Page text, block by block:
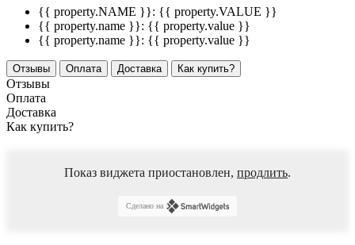
{{ property.NAME }}: {{ property.VALUE }}
{{ property.name }}: {{ property.value }}
{{ property.name }}: {{ property.value }}
Отзывы Оплата Доставка Как купить?
Отзывы
Оплата
Доставка
Как купить?
Показ виджета приостановлен, продлить.
Сделано на